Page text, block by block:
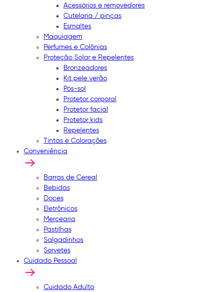
Acessórios e removedores
Cutelaria / pinças
Esmaltes
Maquiagem
Perfumes e Colônias
Proteção Solar e Repelentes
Bronzeadores
Kit pele verão
Pós-sol
Protetor corporal
Protetor facial
Protetor kids
Repelentes
Tintas e Colorações
Conveniência
Barras de Cereal
Bebidas
Doces
Eletrônicos
Mercearia
Pastilhas
Salgadinhos
Sorvetes
Cuidado Pessoal
Cuidado Adulto